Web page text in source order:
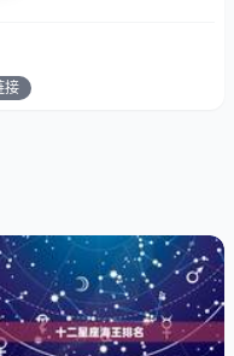
恩惠等意思。用作人名
接